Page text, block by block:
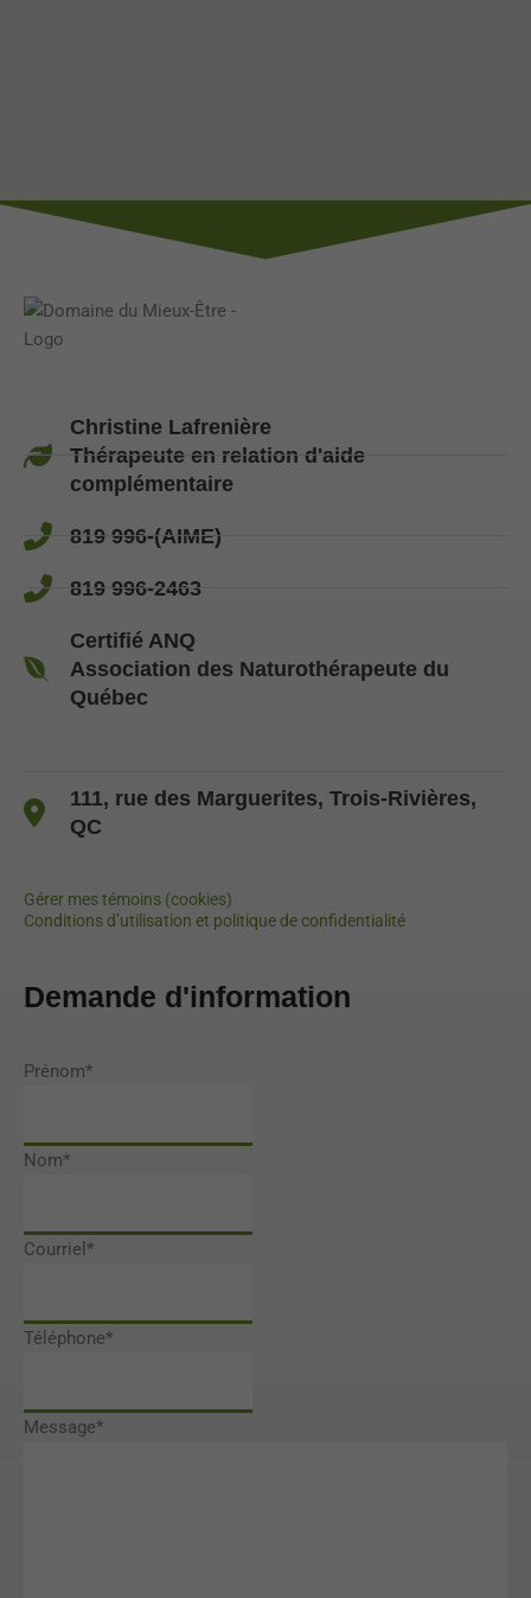
Christine Lafrenière
Thérapeute en relation d'aide
complémentaire
819 996-(AIME)
819 996-2463
Certifié ANQ
Association des Naturothérapeute du
Québec
111, rue des Marguerites, Trois-Rivières,
QC
Gérer mes témoins (cookies)
Conditions d’utilisation et politique de confidentialité
Demande d'information
Prénom*
Nom*
Courriel *
Téléphone*
Message*